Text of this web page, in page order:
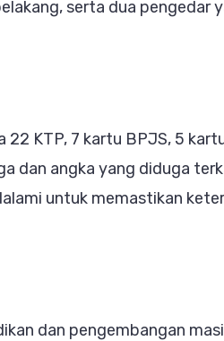
serta dua pengedar
KTP, 7 kartu BPJS, 5
dan angka yang diduga
untuk memastikan
dan pengembangan